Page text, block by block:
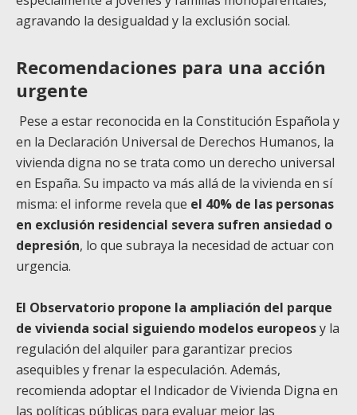
agravando la desigualdad y la exclusión social.
Recomendaciones para una acción
urgente
Pese a estar reconocida en la Constitución Española y
en la Declaración Universal de Derechos Humanos, la
vivienda digna no se trata como un derecho universal
en España. Su impacto va más allá de la vivienda en sí
misma: el informe revela que el 40% de las personas
en exclusión residencial severa sufren ansiedad o
depresión, lo que subraya la necesidad de actuar con
urgencia.
El Observatorio propone la ampliación del parque
de vivienda social siguiendo modelos europeosy la
regulación del alquiler para garantizar precios
asequibles y frenar la especulación. Además,
recomienda adoptar el Indicador de Vivienda Digna en
las políticas públicas para evaluar mejor las